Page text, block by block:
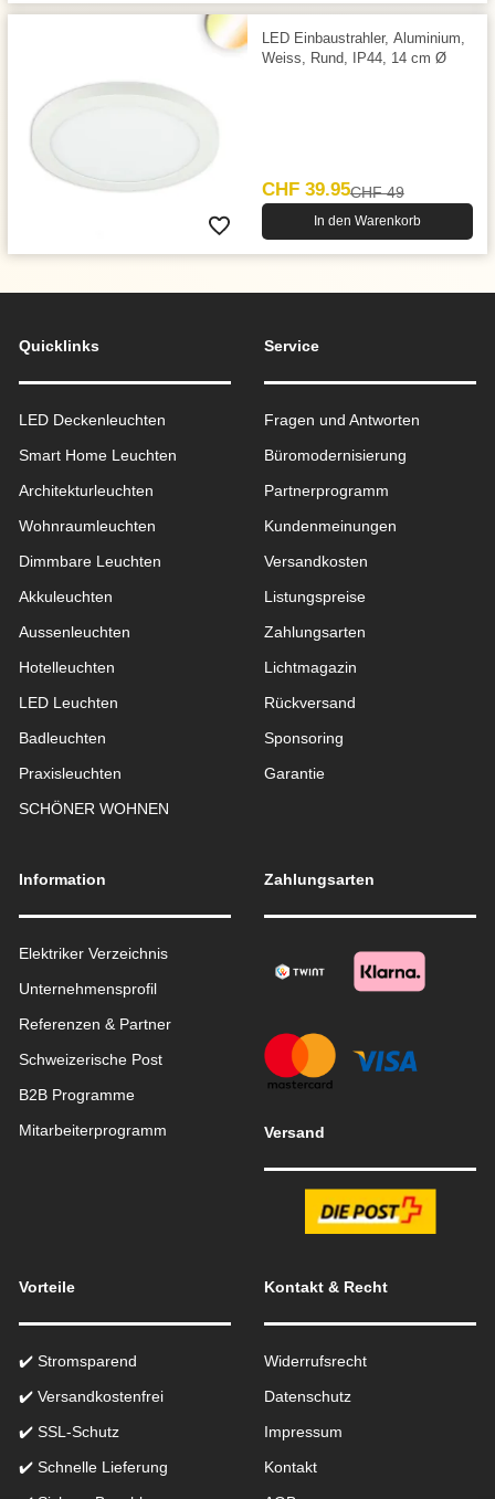
LED Einbaustrahler, Aluminium,
Weiss, Rund, IP44, 14 cm Ø
CHF 39.95CHF 49
In den Warenkorb
Quicklinks
LED Deckenleuchten
Smart Home Leuchten
Architekturleuchten
Wohnraum­leuchten
Dimmbare Leuchten
Akkuleuchten
Aussen­leuchten
Hotelleuchten
LED Leuchten
Badleuchten
Praxisleuchten
SCHÖNER WOHNEN
Service
Fragen und Antworten
Büromodernisierung
Partnerprogramm
Kundenmeinungen
Versandkosten
Listungspreise
Zahlungsarten
Lichtmagazin
Rückversand
Sponsoring
Garantie
Information
Elektriker Verzeichnis
Unternehmensprofil
Referenzen & Partner
Schweizerische Post
B2B Programme
Mitarbeiterprogramm
Zahlungsarten
Versand
Vorteile
✔️ Stromsparend
✔️ Versandkostenfrei
✔️ SSL-Schutz
✔️ Schnelle Lieferung
Kontakt & Recht
Widerrufsrecht
Datenschutz
Impressum
Kontakt